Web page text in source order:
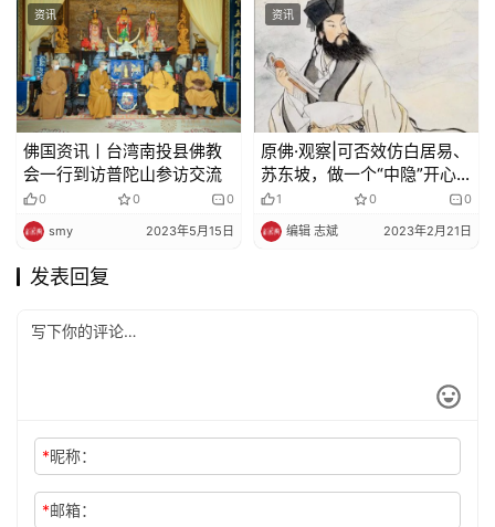
资讯
佛国资讯丨台湾南投县佛教
会一行到访普陀山参访交流
0 0 0
smy 2023年5月15日
资讯
原佛·​观察|可否效仿白居易、
苏东坡，做一个“中隐”开心
人1 0 0
编辑 志斌 2023年2月21日
发表回复
*昵称：
*邮箱：